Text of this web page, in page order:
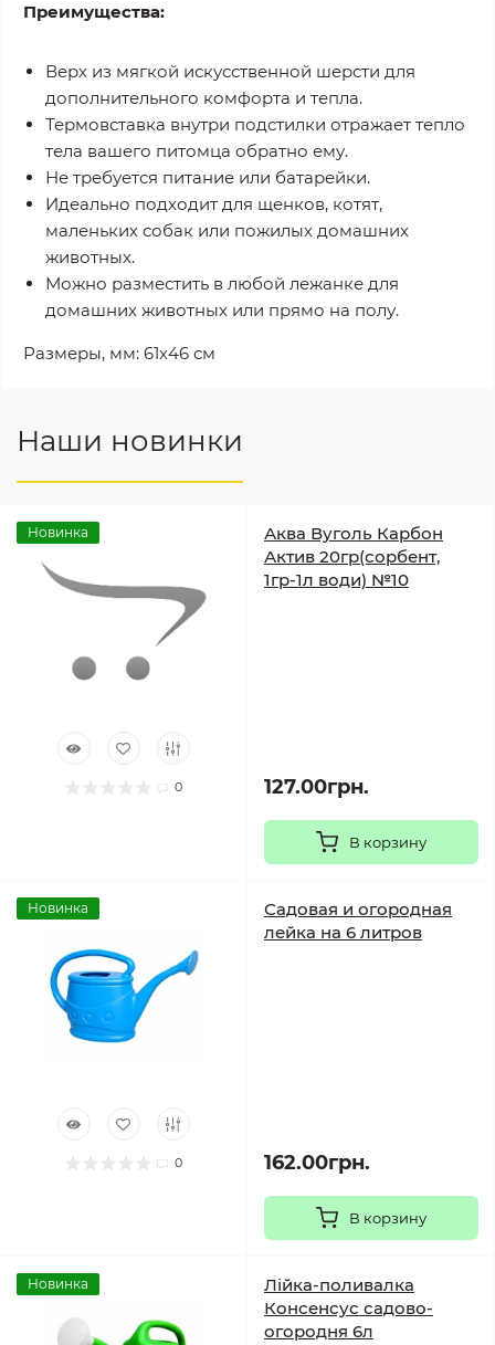
Преимущества:
Верх из мягкой искусственной шерсти для
дополнительного комфорта и тепла.
Термовставка внутри подстилки отражает тепло
тела вашего питомца обратно ему.
Не требуется питание или батарейки.
Идеально подходит для щенков, котят,
маленьких собак или пожилых домашних
животных.
Можно разместить в любой лежанке для
домашних животных или прямо на полу.
Размеры, мм: 61х46 см
Наши новинки
Новинка
0
Аква Вуголь Карбон
Актив 20гр(сорбент,
1гр-1л води) №10
127.00грн.
В корзину
Новинка
0
Садовая и огородная
лейка на 6 литров
162.00грн.
В корзину
Новинка
Лійка-поливалка
Консенсус садово-
огородня 6л